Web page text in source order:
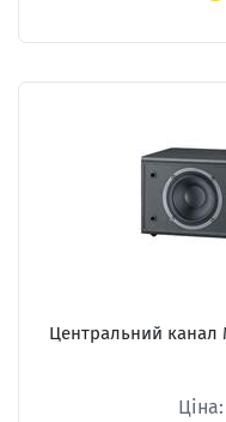
Центральний канал
Ціна: